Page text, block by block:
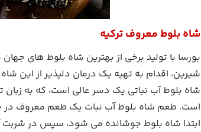
شاه بلوط معروف ترکیه
شیرین، اقدام به تهیه یک درمان دلپذیر از این
است. طعم شاه بلوط آب نبات یک طعم معروف در
ابتدا شاه بلوط جوشانده می شود، سپس در شربت